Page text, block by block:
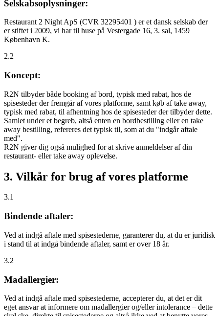
Selskabsoplysninger:
Restaurant 2 Night ApS (CVR 32295401 ) er et dansk selskab der
er stiftet i 2009, vi har til huse på Vestergade 16, 3. sal, 1459
København K.
2.2
Koncept:
R2N tilbyder både booking af bord, typisk med rabat, hos de
spisesteder der fremgår af vores platforme, samt køb af take away,
typisk med rabat, til afhentning hos de spisesteder der tilbyder dette.
Samlet under et begreb, altså enten en bordbestilling eller en take
away bestilling, refereres det typisk til, som at du "indgår aftale
med".
R2N giver dig også mulighed for at skrive anmeldelser af din
restaurant- eller take away oplevelse.
3. Vilkår for brug af vores platforme
3.1
Bindende aftaler:
Ved at indgå aftale med spisestederne, garanterer du, at du er juridisk
i stand til at indgå bindende aftaler, samt er over 18 år.
3.2
Madallergier:
Ved at indgå aftale med spisestederne, accepterer du, at det er dit
eget ansvar at informere om madallergier og/eller intolerance – dette